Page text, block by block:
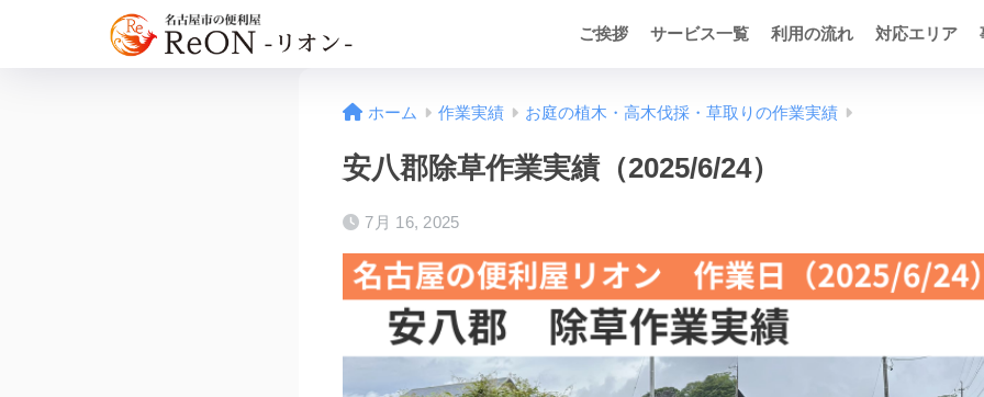
ご挨拶 サービス一覧 利用の流れ 対応エリア
ホーム 作業実績 お庭の植木・高木伐採・草取りの作業実績
安八郡除草作業実績（2025/6/24）
7月 16, 2025